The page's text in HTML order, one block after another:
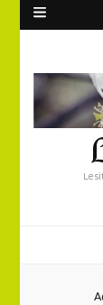
Le